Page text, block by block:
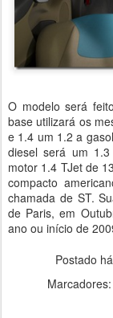
O modelo será
base utilizará os
e 1.4 um 1.2 a
diesel será um
motor 1.4 TJet de
compacto
chamada de ST.
de Paris, em
ano ou início de
Postado há
Marcadores: